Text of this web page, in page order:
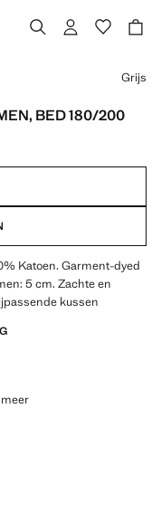
BED 180/200
]
Grijs
Katoen. Garment-dyed
5 cm. Zachte en
kussen